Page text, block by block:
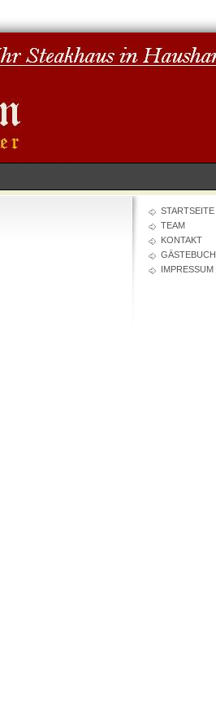
STARTSEITE
TEAM
KONTAKT
GÄSTEBUCH
IMPRESSUM